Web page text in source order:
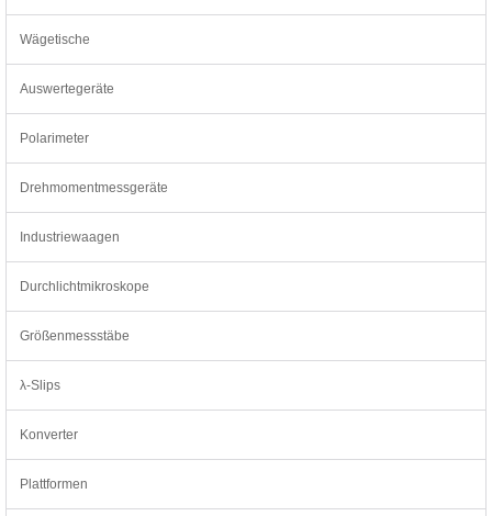
Wägetische
Auswertegeräte
Polarimeter
Drehmomentmessgeräte
Industriewaagen
Durchlichtmikroskope
Größenmessstäbe
λ-Slips
Konverter
Plattformen